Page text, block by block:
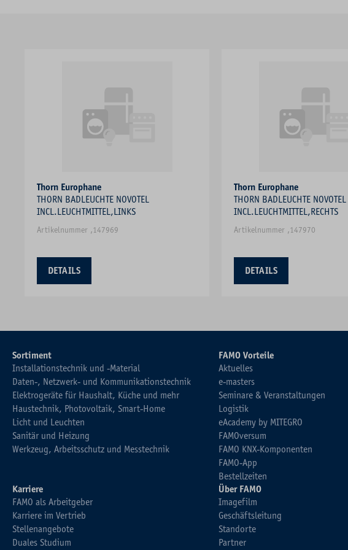
Thorn Europhane
THORN BADLEUCHTE NOVOTEL
INCL.LEUCHTMITTEL,LINKS
Artikelnummer ,147969
DETAILS
Thorn Europhane
THORN BADLEUCHTE NOVOTEL
INCL.LEUCHTMITTEL,RECHTS
Artikelnummer ,147970
DETAILS
Sortiment
Installationstechnik und -Material
Daten-, Netzwerk- und Kommunikationstechnik
Elektrogeräte für Haushalt, Küche und mehr
Haustechnik, Photovoltaik, Smart-Home
Licht und Leuchten
Sanitär und Heizung
Werkzeug, Arbeitsschutz und Messtechnik
FAMO Vorteile
Aktuelles
e-masters
Seminare & Veranstaltungen
Logistik
eAcademy by MITEGRO
FAMOversum
FAMO KNX-Komponenten
FAMO-App
Bestellzeiten
Karriere
FAMO als Arbeitgeber
Karriere im Vertrieb
Stellenangebote
Duales Studium
Über FAMO
Imagefilm
Geschäftsleitung
Standorte
Partner